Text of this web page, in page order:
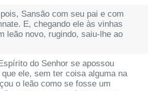
Sansão com seu pai e com
E, chegando ele às vinhas
leão novo, rugindo, saiu-lhe ao
do Senhor se apossou
ele, sem ter coisa alguma na
o leão como se fosse um